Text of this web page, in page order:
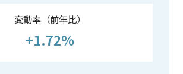
変動率（前年比）
+1.72%